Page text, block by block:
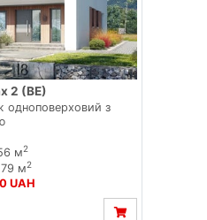
2 (ВЕ)
одноповерховий з
м2
м2
UAH